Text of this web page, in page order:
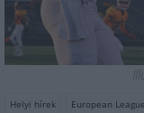
Helyi hírek European